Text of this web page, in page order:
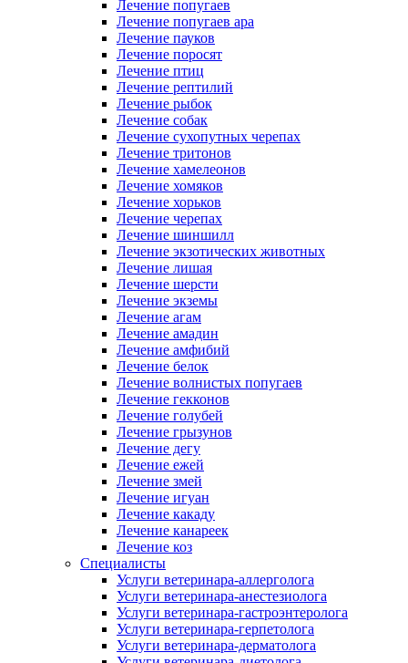
Лечение попугаев
Лечение попугаев ара
Лечение пауков
Лечение поросят
Лечение птиц
Лечение рептилий
Лечение рыбок
Лечение собак
Лечение сухопутных черепах
Лечение тритонов
Лечение хамелеонов
Лечение хомяков
Лечение хорьков
Лечение черепах
Лечение шиншилл
Лечение экзотических животных
Лечение лишая
Лечение шерсти
Лечение экземы
Лечение агам
Лечение амадин
Лечение амфибий
Лечение белок
Лечение волнистых попугаев
Лечение гекконов
Лечение голубей
Лечение грызунов
Лечение дегу
Лечение ежей
Лечение змей
Лечение игуан
Лечение какаду
Лечение канареек
Лечение коз
Специалисты
Услуги ветеринара-аллерголога
Услуги ветеринара-анестезиолога
Услуги ветеринара-гастроэнтеролога
Услуги ветеринара-герпетолога
Услуги ветеринара-дерматолога